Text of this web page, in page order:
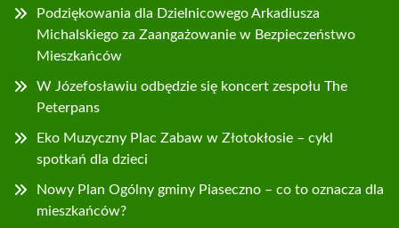
Podziękowania dla Dzielnicowego Arkadiusza
Michalskiego za Zaangażowanie w Bezpieczeństwo
Mieszkańców
W Józefosławiu odbędzie się koncert zespołu The
Peterpans
Eko Muzyczny Plac Zabaw w Złotokłosie – cykl
spotkań dla dzieci
Nowy Plan Ogólny gminy Piaseczno – co to oznacza dla
mieszkańców?